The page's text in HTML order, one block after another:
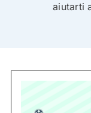
aiutarti